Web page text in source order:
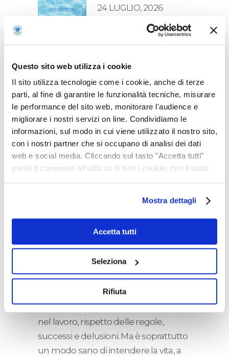
Questo sito web utilizza i cookie
Il sito utilizza tecnologie come i cookie, anche di terze
parti, al fine di garantire le funzionalità tecniche, misurare
le performance del sito web, monitorare l'audience e
migliorare i nostri servizi on line. Condividiamo le
informazioni, sul modo in cui viene utilizzato il nostro sito,
con i nostri partner che si occupano di analisi dei dati
web e social media. Cliccando sul tasto "Accetta tutti"
presti il consenso all'utilizzo di tutti i cookie; con il tasto
destra puoi continuare la navigazione solo con l'utilizzo
dei cookie necessari. Per saperne di più ed
eventualmente modificare il tuo consenso, consulta
l'Informativa su
consenso in qualsiasi momento, accedendo al pannello
Mostra Dettagli.
Mostra dettagli
Accetta tutti
Seleziona
Rifiuta
24 LUGLIO, 2026
ALLERTA METEO
SITO ORIENTAMENTO
GIANELLI CAMPUS
13 NOVEMBRE, 2025
ALLERTA METEO
22 OTTOBRE, 2025
La pratica sportiva è un microcosmo
della vita fatto di sacrifici, applicazione
nel lavoro, rispetto delle regole,
successi e delusioni. Ma è soprattutto
un modo sano di intendere la vita, a